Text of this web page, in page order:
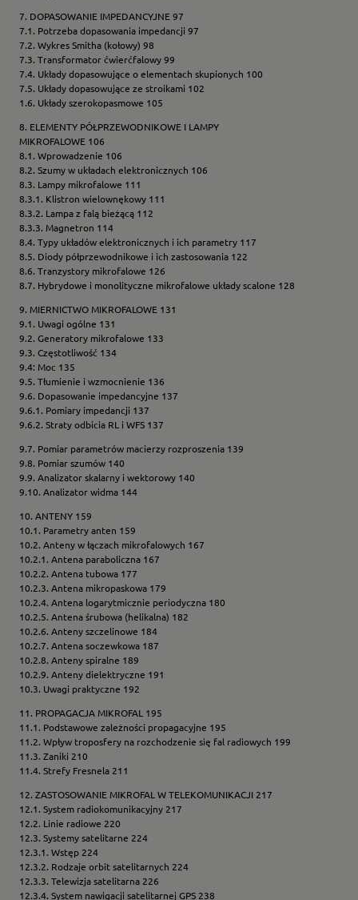
7. DOPASOWANIE IMPEDANCYJNE 97
7.1. Potrzeba dopasowania impedancji 97
7.2. Wykres Smitha (kołowy) 98
7.3. Transformator ćwierćfalowy 99
7.4. Układy dopasowujące o elementach skupionych 100
7.5. Układy dopasowujące ze stroikami 102
1.6. Układy szerokopasmowe 105
8. ELEMENTY PÓŁPRZEWODNIKOWE I LAMPY
MIKROFALOWE 106
8.1. Wprowadzenie 106
8.2. Szumy w układach elektronicznych 106
8.3. Lampy mikrofalowe 111
8.3.1. Klistron wielownękowy 111
8.3.2. Lampa z falą bieżącą 112
8.3.3. Magnetron 114
8.4. Typy układów elektronicznych i ich parametry 117
8.5. Diody półprzewodnikowe i ich zastosowania 122
8.6. Tranzystory mikrofalowe 126
8.7. Hybrydowe i monolityczne mikrofalowe układy scalone 128
9. MIERNICTWO MIKROFALOWE 131
9.1. Uwagi ogólne 131
9.2. Generatory mikrofalowe 133
9.3. Częstotliwość 134
9.4: Moc 135
9.5. Tłumienie i wzmocnienie 136
9.6. Dopasowanie impedancyjne 137
9.6.1. Pomiary impedancji 137
9.6.2. Straty odbicia RL i WFS 137
9.7. Pomiar parametrów macierzy rozproszenia 139
9.8. Pomiar szumów 140
9.9. Analizator skalarny i wektorowy 140
9.10. Analizator widma 144
10. ANTENY 159
10.1. Parametry anten 159
10.2. Anteny w łączach mikrofalowych 167
10.2.1. Antena paraboliczna 167
10.2.2. Antena tubowa 177
10.2.3. Antena mikropaskowa 179
10.2.4. Antena logarytmicznie periodyczna 180
10.2.5. Antena śrubowa (helikalna) 182
10.2.6. Anteny szczelinowe 184
10.2.7. Antena soczewkowa 187
10.2.8. Anteny spiralne 189
10.2.9. Anteny dielektryczne 191
10.3. Uwagi praktyczne 192
11. PROPAGACJA MIKROFAL 195
11.1. Podstawowe zależności propagacyjne 195
11.2. Wpływ troposfery na rozchodzenie się fal radiowych 199
11.3. Zaniki 210
11.4. Strefy Fresnela 211
12. ZASTOSOWANIE MIKROFAL W TELEKOMUNIKACJI 217
12.1. System radiokomunikacyjny 217
12.2. Linie radiowe 220
12.3. Systemy satelitarne 224
12.3.1. Wstęp 224
12.3.2. Rodzaje orbit satelitarnych 224
12.3.3. Telewizja satelitarna 226
12.3.4. System nawigacji satelitarnej GPS 238